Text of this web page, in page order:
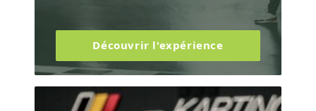
Découvrir l'expérience